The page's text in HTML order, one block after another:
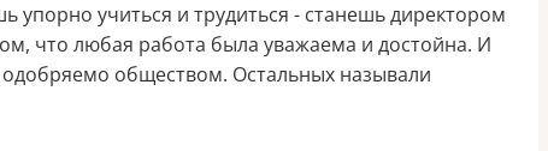
учиться и трудиться - станешь директором
что любая работа была уважаема и достойна. И
обществом. Остальных называли